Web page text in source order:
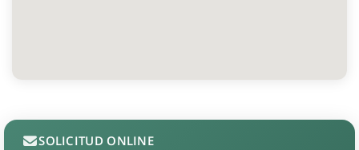
SOLICITUD ONLINE